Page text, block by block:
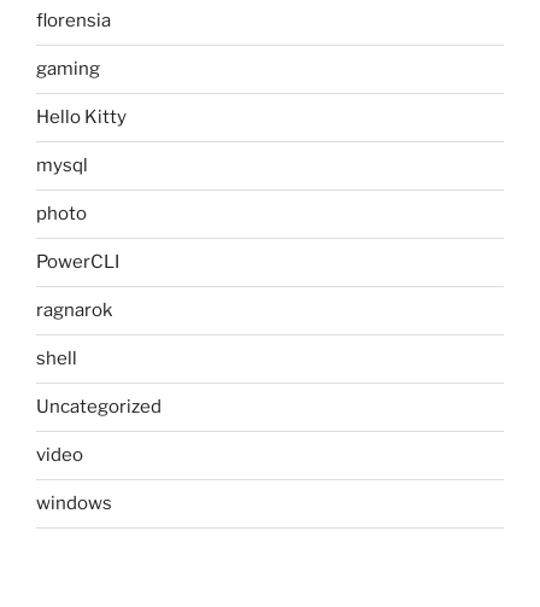
florensia
gaming
Hello Kitty
mysql
photo
PowerCLI
ragnarok
shell
Uncategorized
video
windows